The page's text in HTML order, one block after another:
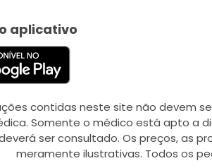
(5)
(2)
(1)
(2)
DA SEDA (6)
MYERS SQUIBB
aplicativo
contidas neste site não devem
Somente o médico está apto a
ser consultado. Os preços, as
meramente ilustrativas. Todos os